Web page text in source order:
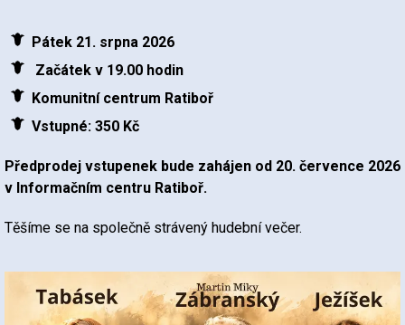
Pátek 21. srpna 2026
Začátek v 19.00 hodin
Komunitní centrum Ratiboř
Vstupné: 350 Kč
Předprodej vstupenek bude zahájen od 20. července 2026
v Informačním centru Ratiboř.
Těšíme se na společně strávený hudební večer.